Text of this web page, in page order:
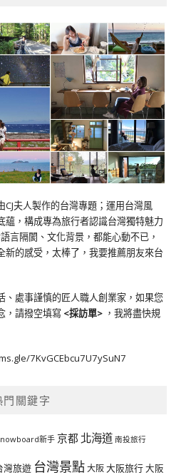
CJ夫人製作的台灣專題；運用台灣風
蘊，構成專為旅行者認識台灣獨特魅力
語言隔閡、文化背景，都能心動不已，
新的感受，太棒了，我要推薦朋友來台
、處事謹慎的匠人職人創業家，如果您
，請撥空填寫 <採訪單> ，我將盡快規
7KvGCEbcu7U7ySuN7
門關鍵字
新手 京都 北海道 南投旅行
灣旅遊 台灣景點大阪大阪旅行大阪